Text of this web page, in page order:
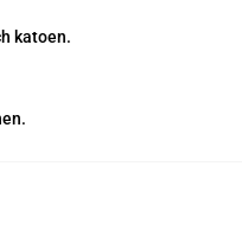
katoen.